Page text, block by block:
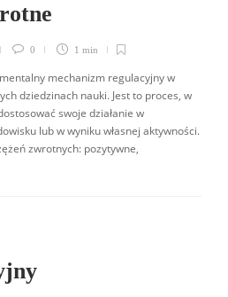
0 1 min
mechanizm regulacyjny w
dziedzinach nauki. Jest to proces, w
swoje działanie w
lub w wyniku własnej aktywności.
zwrotnych: pozytywne,